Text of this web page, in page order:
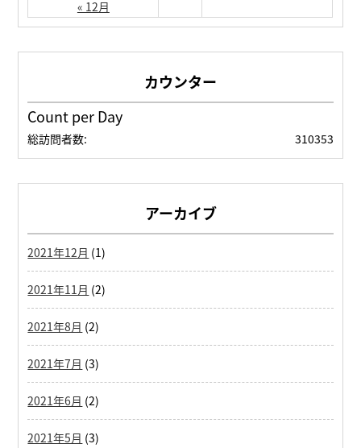
« 12月
Count per Day
310353
総訪問者数:
アーカイブ
2021年12月 (1)
2021年11月 (2)
2021年8月 (2)
2021年7月 (3)
2021年6月 (2)
2021年5月 (3)